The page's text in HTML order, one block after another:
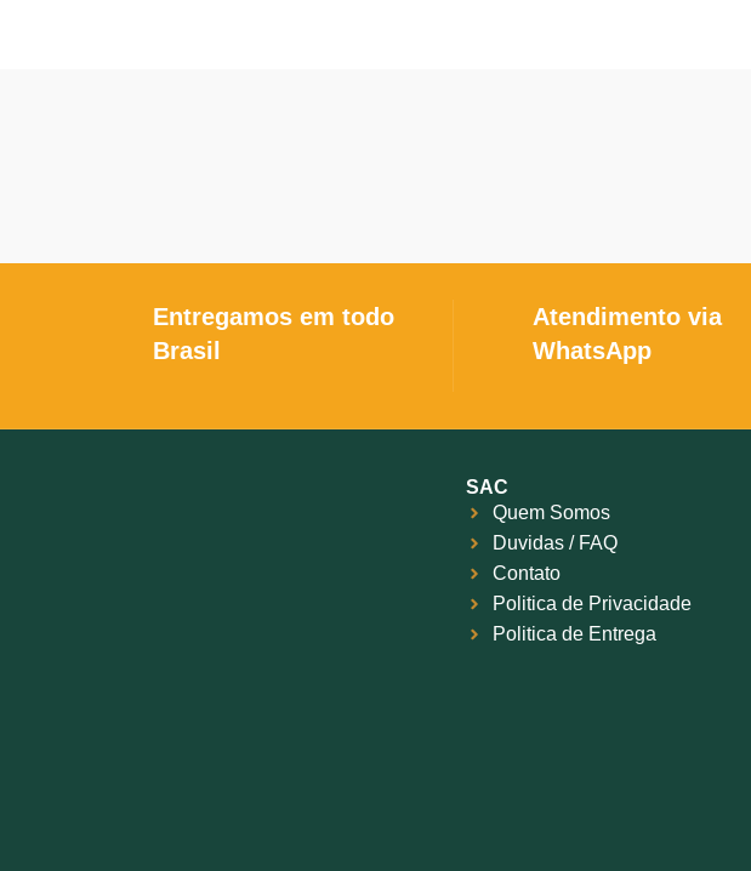
Entregamos em todo
Brasil
Atendimento via
WhatsApp
SAC
Quem Somos
Duvidas / FAQ
Contato
Politica de Privacidade
Politica de Entrega